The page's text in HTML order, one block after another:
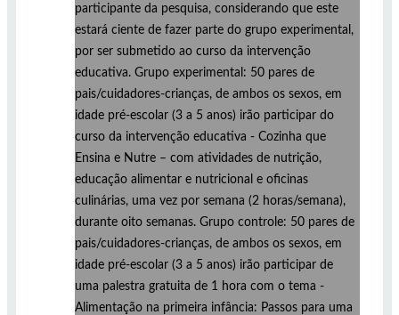
participante da pesquisa, considerando que este
estará ciente de fazer parte do grupo experimental,
por ser submetido ao curso da intervenção
educativa. Grupo experimental: 50 pares de
pais/cuidadores-crianças, de ambos os sexos, em
idade pré-escolar (3 a 5 anos) irão participar do
curso da intervenção educativa - Cozinha que
Ensina e Nutre – com atividades de nutrição,
educação alimentar e nutricional e oficinas
culinárias, uma vez por semana (2 horas/semana),
durante oito semanas. Grupo controle: 50 pares de
pais/cuidadores-crianças, de ambos os sexos, em
idade pré-escolar (3 a 5 anos) irão participar de
uma palestra gratuita de 1 hora com o tema -
Alimentação na primeira infância: Passos para uma